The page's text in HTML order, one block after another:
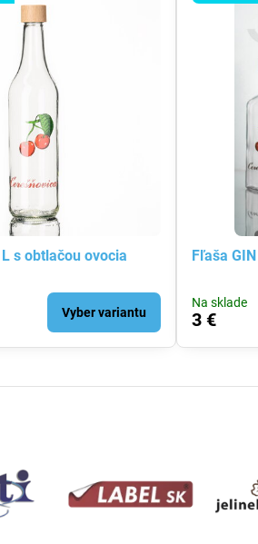
s obtlačou ovocia
Vyber variantu
Fľaša
Na sklade
3 €